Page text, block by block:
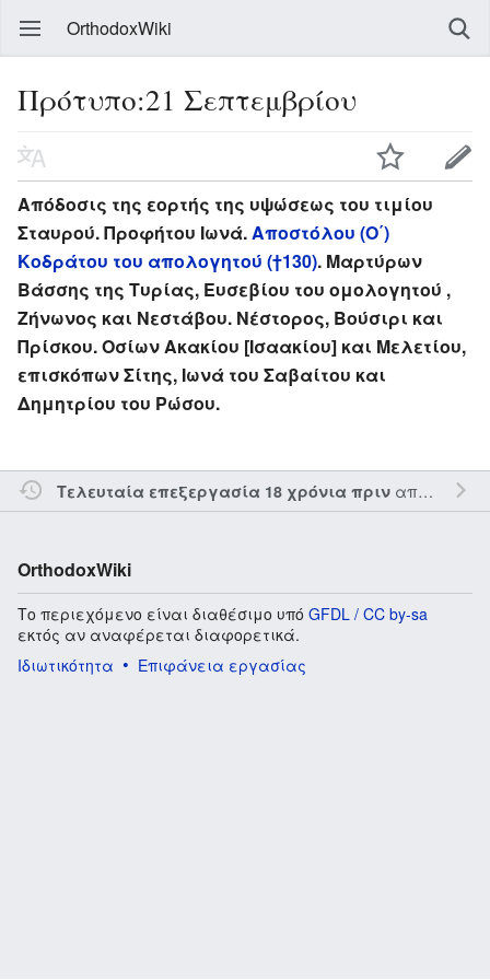
OrthodoxWiki
Πρότυπο:21 Σεπτεμβρίου
Απόδοσις της εορτής της υψώσεως του τιμίου
Σταυρού. Προφήτου Ιωνά. Αποστόλου (Ο΄)
Κοδράτου του απολογητού (†130). Μαρτύρων
Βάσσης της Τυρίας, Ευσεβίου του ομολογητού ,
Ζήνωνος και Νεστάβου. Νέστορος, Βούσιρι και
Πρίσκου. Οσίων Ακακίου [Ισαακίου] και Μελετίου,
επισκόπων Σίτης, Ιωνά του Σαβαίτου και
Δημητρίου του Ρώσου.
Τελευταία επεξεργασία 18 χρόνια πριναπό τον την
OrthodoxWiki
Το περιεχόμενο είναι διαθέσιμο υπό GFDL / CC by-sa
εκτός αν αναφέρεται διαφορετικά.
Ιδιωτικότητα
Επιφάνεια εργασίας